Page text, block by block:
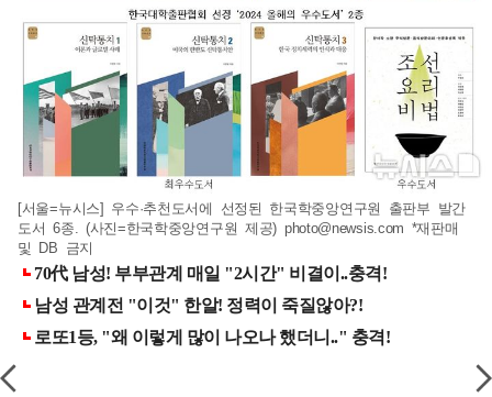
[서울=뉴시스] 우수·추천도서에 선정된 한국학중앙연구원 출판부 발간
도서 6종. (사진=한국학중앙연구원 제공) photo@newsis.com *재판매
및 DB 금지